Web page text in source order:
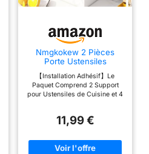
Nmgkokew 2 Pièces
Porte Ustensiles
Cuisine,Support
Ustensiles Cuisine avec 6
crochets,sans perçage
Rangement Organiseur
(Noir)
【Installation Adhésif】Le
Paquet Comprend 2 Support
pour Ustensiles de Cuisine et 4
Aucun Perçage, Aucun Clou et
Heures Sans Laisser de Traces
ou de Dommages à la Surface
11,99 €